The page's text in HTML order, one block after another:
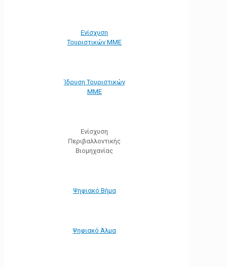
Ενίσχυση
Τουριστικών ΜΜΕ
Ίδρυση Τουριστικών
ΜΜΕ
Ενίσχυση
Περιβαλλοντικής
Βιομηχανίας
Ψηφιακό Βήμα
Ψηφιακό Άλμα